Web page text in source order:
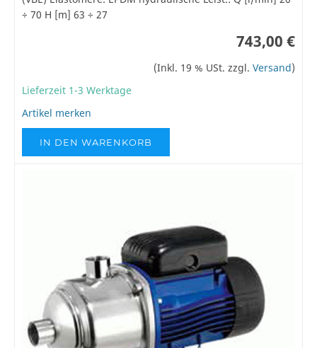
÷ 70 H [m] 63 ÷ 27
743,00 €
(Inkl. 19 % USt. zzgl. Versand)
Lieferzeit 1-3 Werktage
Artikel merken
IN DEN WARENKORB